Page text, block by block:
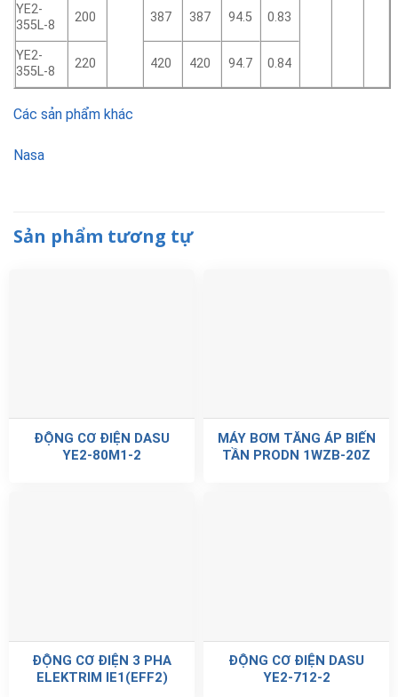
YE2-
355L-8
200 387 387 94.5 0.83
YE2-
355L-8
220 420 420 94.7 0.84
Các sản phẩm khác
Nasa
Sản phẩm tương tự
ĐỘNG CƠ ĐIỆN DASU
YE2-80M1-2
MÁY BƠM TĂNG ÁP BIẾN
TẦN PRODN 1WZB-20Z
ĐỘNG CƠ ĐIỆN 3 PHA
ELEKTRIM IE1(EFF2)
ĐỘNG CƠ ĐIỆN DASU
YE2-712-2